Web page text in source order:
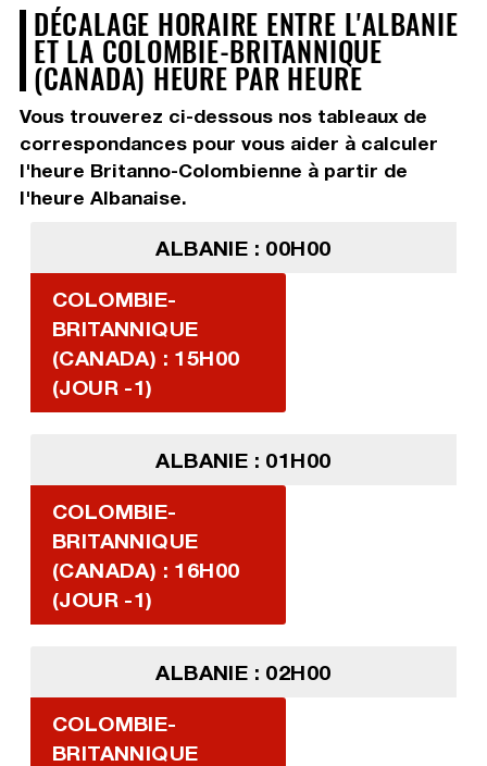
DÉCALAGE HORAIRE ENTRE L'ALBANIE
ET LA COLOMBIE-BRITANNIQUE
(CANADA) HEURE PAR HEURE
Vous trouverez ci-dessous nos tableaux de
correspondances pour vous aider à calculer
l'heure Britanno-Colombienne à partir de
l'heure Albanaise.
ALBANIE : 00H00
COLOMBIE-
BRITANNIQUE
(CANADA) : 15H00
(JOUR -1)
ALBANIE : 01H00
COLOMBIE-
BRITANNIQUE
(CANADA) : 16H00
(JOUR -1)
ALBANIE : 02H00
COLOMBIE-
BRITANNIQUE